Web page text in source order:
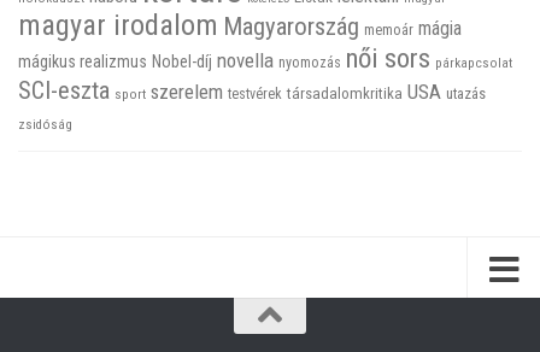
magyar irodalom Magyarország memoár mágia
mágikus realizmus Nobel-díj novella nyomozás női sors párkapcsolat
SCI-eszta sport szerelem testvérek társadalomkritika USA utazás
zsidóság